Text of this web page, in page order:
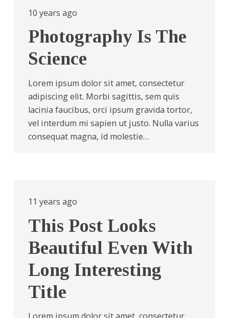
10 years ago
Photography Is The
Science
Lorem ipsum dolor sit amet, consectetur
adipiscing elit. Morbi sagittis, sem quis
lacinia faucibus, orci ipsum gravida tortor,
vel interdum mi sapien ut justo. Nulla varius
consequat magna, id molestie…
11 years ago
This Post Looks
Beautiful Even With
Long Interesting
Title